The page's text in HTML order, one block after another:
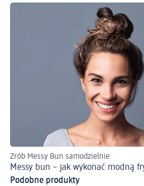
Zrób Messy Bun samodzielnie
Messy bun – jak wykonać modną
Podobne produkty